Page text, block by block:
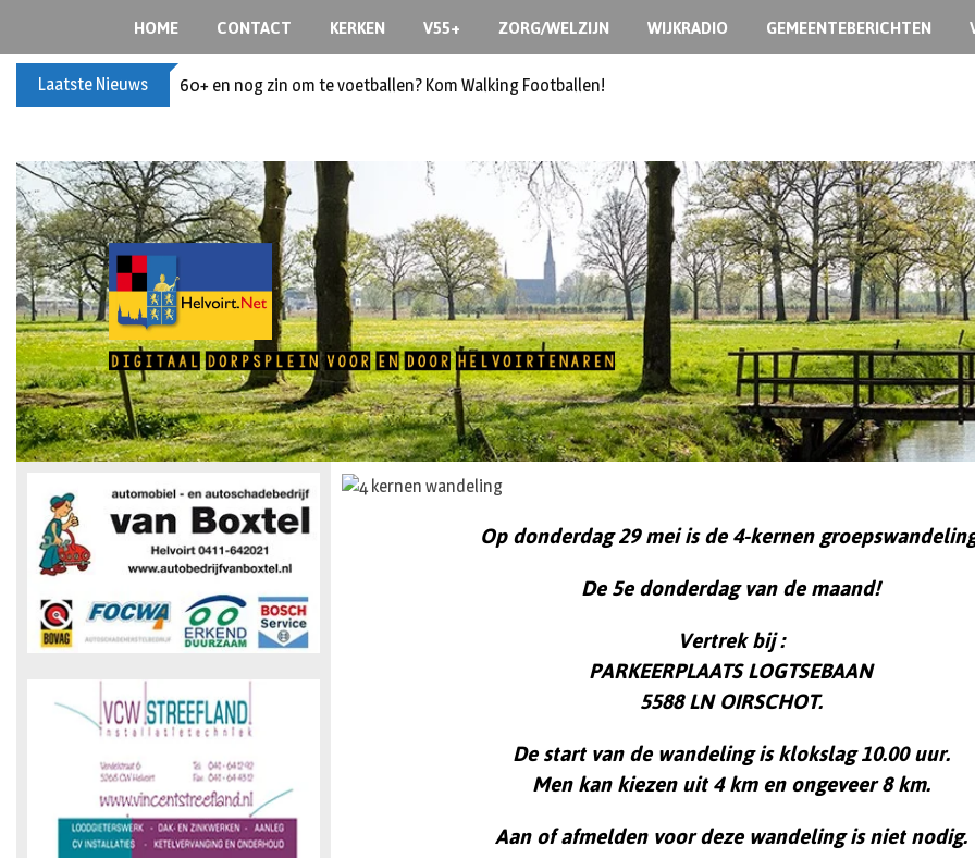
HOME CONTACT KERKEN V55+ ZORG/WELZIJN WIJKRADIO GEMEENTEBERICHTEN
Laatste Nieuws 60+ en nog zin om te voetballen? Kom Walking Footballen!
Op donderdag 29 mei is de 4-kernen
De 5e donderdag van de maand!
Vertrek bij :
PARKEERPLAATS LOGTSEBAAN
5588 LN OIRSCHOT.
De start van de wandeling is klokslag 10.00 uur.
Men kan kiezen uit 4 km en ongeveer 8 km.
Aan of afmelden voor deze wandeling is niet nodig.